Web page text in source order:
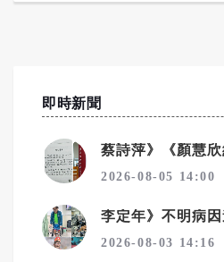
即時新聞
2026-08-05 14:00
2026-08-03 14:16